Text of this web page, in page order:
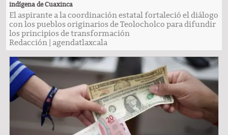
indígena de Cuaxinca
El aspirante a la coordinación estatal fortaleció el diálogo
con los pueblos originarios de Teolocholco para difundir
los principios de transformación
Redacción agendatlaxcala